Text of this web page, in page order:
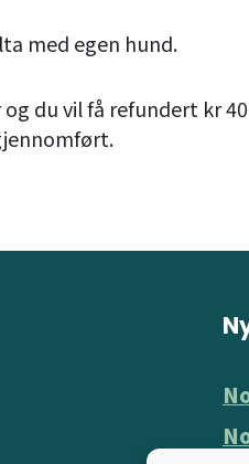
med egen hund.
du vil få refundert kr